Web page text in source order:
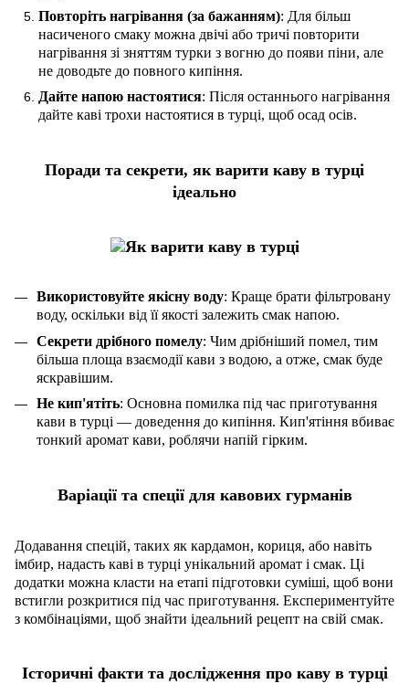
Повторіть нагрівання (за бажанням): Для більш
насиченого смаку можна двічі або тричі повторити
нагрівання зі зняттям турки з вогню до появи піни, але
не доводьте до повного кипіння.
Дайте напою настоятися: Після останнього нагрівання
дайте каві трохи настоятися в турці, щоб осад осів.
Поради та секрети, як варити каву в турці
ідеально
Використовуйте якісну воду: Краще брати фільтровану
воду, оскільки від її якості залежить смак напою.
Секрети дрібного помелу: Чим дрібніший помел, тим
більша площа взаємодії кави з водою, а отже, смак буде
яскравішим.
Не кип'ятіть: Основна помилка під час приготування
кави в турці — доведення до кипіння. Кип'ятіння вбиває
тонкий аромат кави, роблячи напій гірким.
Варіації та спеції для кавових гурманів
Додавання спецій, таких як кардамон, кориця, або навіть
імбир, надасть каві в турці унікальний аромат і смак. Ці
додатки можна класти на етапі підготовки суміші, щоб вони
встигли розкритися під час приготування. Експериментуйте
з комбінаціями, щоб знайти ідеальний рецепт на свій смак.
Історичні факти та дослідження про каву в турці